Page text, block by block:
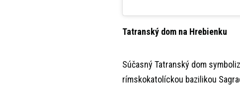
Tatranský dom na Hrebienku
Súčasný Tatranský dom
rímskokatolíckou bazilikou